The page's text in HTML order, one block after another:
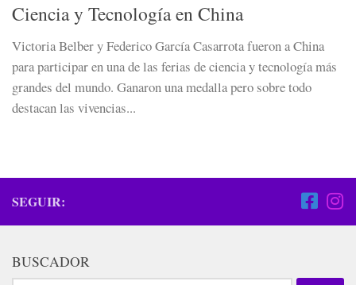
Ciencia y Tecnología en China
Victoria Belber y Federico García Casarrota fueron a China
para participar en una de las ferias de ciencia y tecnología más
grandes del mundo. Ganaron una medalla pero sobre todo
destacan las vivencias...
SEGUIR:
BUSCADOR